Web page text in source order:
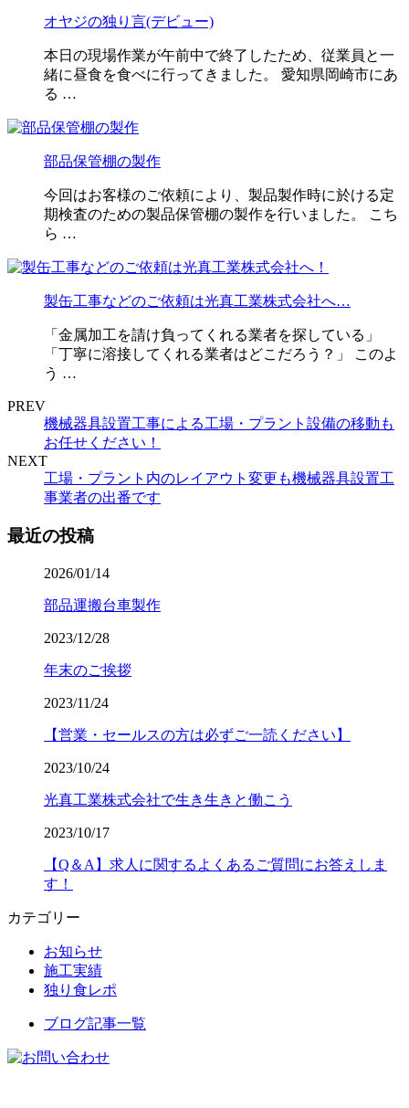
オヤジの独り言(デビュー)
本日の現場作業が午前中で終了したため、従業員と一
緒に昼食を食べに行ってきました。 愛知県岡崎市にあ
る …
部品保管棚の製作
今回はお客様のご依頼により、製品製作時に於ける定
期検査のための製品保管棚の製作を行いました。 こち
ら …
製缶工事などのご依頼は光真工業株式会社へ…
「金属加工を請け負ってくれる業者を探している」
「丁寧に溶接してくれる業者はどこだろう？」 このよ
う …
PREV
機械器具設置工事による工場・プラント設備の移動も
お任せください！
NEXT
工場・プラント内のレイアウト変更も機械器具設置工
事業者の出番です
最近の投稿
2026/01/14
部品運搬台車製作
2023/12/28
年末のご挨拶
2023/11/24
【営業・セールスの方は必ずご一読ください】
2023/10/24
光真工業株式会社で生き生きと働こう
2023/10/17
【Q＆A】求人に関するよくあるご質問にお答えしま
す！
カテゴリー
お知らせ
施工実績
独り食レポ
ブログ記事一覧